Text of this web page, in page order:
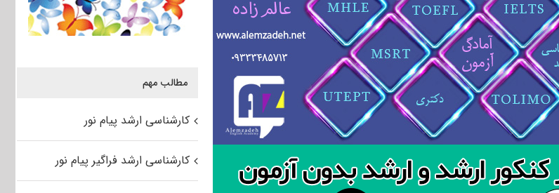
مطالب مهم
کارشناسی ارشد پیام نور
کارشناسی ارشد فراگیر پیام نور